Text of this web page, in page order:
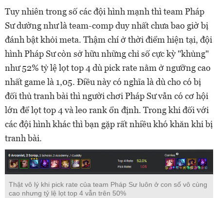
Tuy nhiên trong số các đội hình mạnh thì team Pháp
Sư dường như là team-comp duy nhất chưa bao giờ bị
đánh bật khỏi meta. Thậm chí ở thời điểm hiện tại, đội
hình Pháp Sư còn sở hữu những chỉ số cực kỳ "khủng"
như 52% tỷ lệ lọt top 4 dù pick rate nằm ở ngưỡng cao
nhất game là 1,05. Điều này có nghĩa là dù cho có bị
đối thủ tranh bài thì người chơi Pháp Sư vẫn có cơ hội
lớn để lọt top 4 và leo rank ổn định. Trong khi đối với
các đội hình khác thì bạn gặp rất nhiều khó khăn khi bị
tranh bài.
Thật vô lý khi pick rate của team Pháp Sư luôn ở con số vô cùng
cao nhưng tỷ lệ lọt top 4 vẫn trên 50%